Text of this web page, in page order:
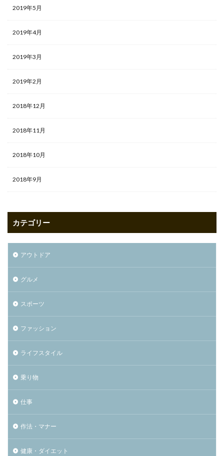
2019年5月
2019年4月
2019年3月
2019年2月
2018年12月
2018年11月
2018年10月
2018年9月
カテゴリー
アウトドア
グルメ
スポーツ
ファッション
ライフスタイル
乗り物
仕事
作法・マナー
健康・ダイエット